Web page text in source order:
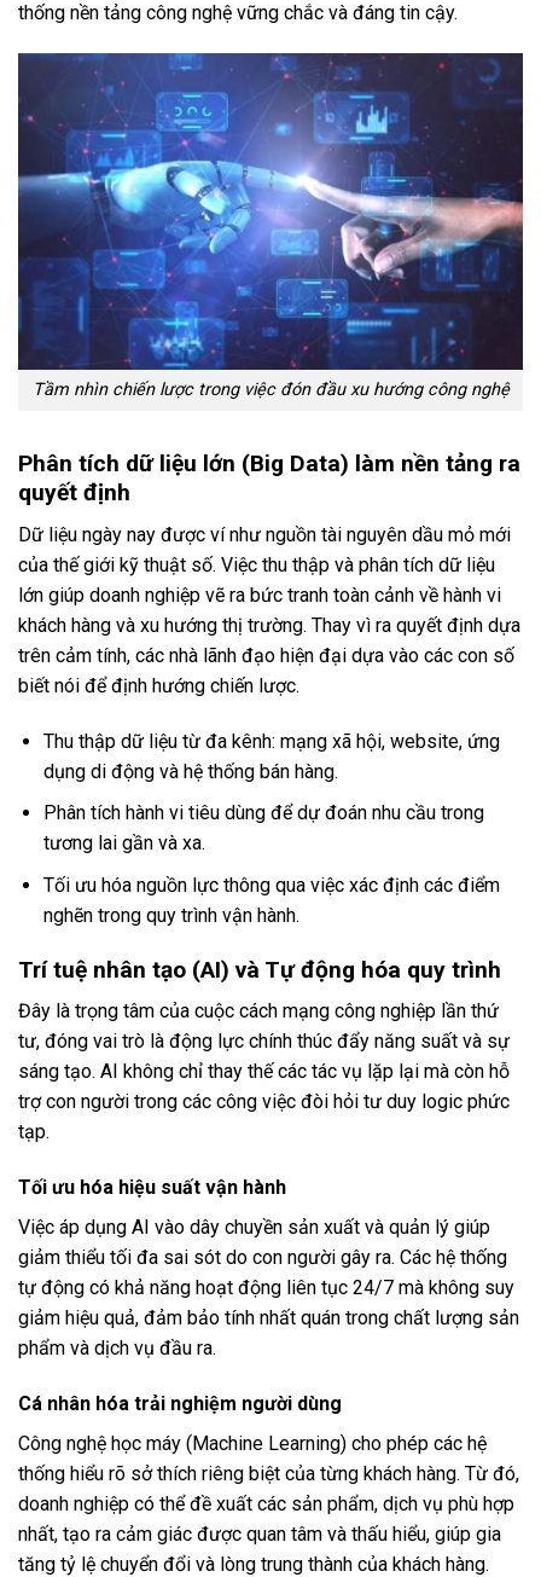
thống nền tảng công nghệ vững chắc và đáng tin cậy.
Tầm nhìn chiến lược trong việc đón đầu xu hướng công nghệ
Phân tích dữ liệu lớn (Big Data) làm nền tảng ra
quyết định
Dữ liệu ngày nay được ví như nguồn tài nguyên dầu mỏ mới
của thế giới kỹ thuật số. Việc thu thập và phân tích dữ liệu
lớn giúp doanh nghiệp vẽ ra bức tranh toàn cảnh về hành vi
khách hàng và xu hướng thị trường. Thay vì ra quyết định dựa
trên cảm tính, các nhà lãnh đạo hiện đại dựa vào các con số
biết nói để định hướng chiến lược.
Thu thập dữ liệu từ đa kênh: mạng xã hội, website, ứng
dụng di động và hệ thống bán hàng.
Phân tích hành vi tiêu dùng để dự đoán nhu cầu trong
tương lai gần và xa.
Tối ưu hóa nguồn lực thông qua việc xác định các điểm
nghẽn trong quy trình vận hành.
Trí tuệ nhân tạo (AI) và Tự động hóa quy trình
Đây là trọng tâm của cuộc cách mạng công nghiệp lần thứ
tư, đóng vai trò là động lực chính thúc đẩy năng suất và sự
sáng tạo. AI không chỉ thay thế các tác vụ lặp lại mà còn hỗ
trợ con người trong các công việc đòi hỏi tư duy logic phức
tạp.
Tối ưu hóa hiệu suất vận hành
Việc áp dụng AI vào dây chuyền sản xuất và quản lý giúp
giảm thiểu tối đa sai sót do con người gây ra. Các hệ thống
tự động có khả năng hoạt động liên tục 24/7 mà không suy
giảm hiệu quả, đảm bảo tính nhất quán trong chất lượng sản
phẩm và dịch vụ đầu ra.
Cá nhân hóa trải nghiệm người dùng
Công nghệ học máy (Machine Learning) cho phép các hệ
thống hiểu rõ sở thích riêng biệt của từng khách hàng. Từ đó,
doanh nghiệp có thể đề xuất các sản phẩm, dịch vụ phù hợp
nhất, tạo ra cảm giác được quan tâm và thấu hiểu, giúp gia
tăng tỷ lệ chuyển đổi và lòng trung thành của khách hàng.